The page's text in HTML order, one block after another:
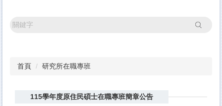
搜尋
首頁 研究所在職專班
115學年度原住民碩士在職專班簡章公告